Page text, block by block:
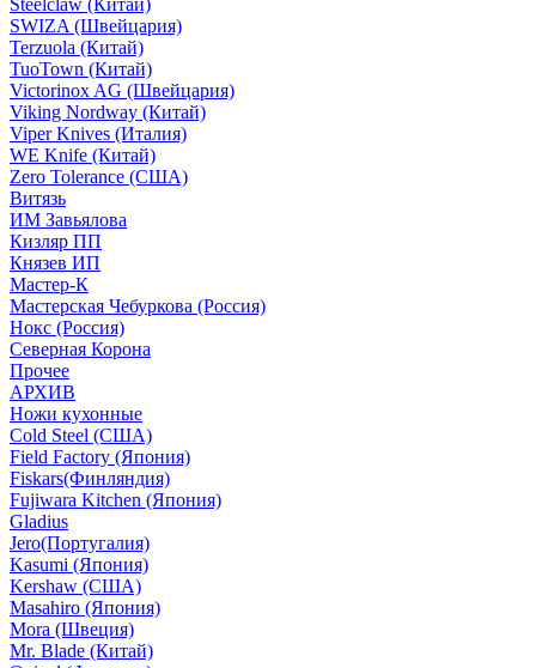
Steelclaw (Китай)
SWIZA (Швейцария)
Terzuola (Китай)
TuoTown (Китай)
Victorinox AG (Швейцария)
Viking Nordway (Китай)
Viper Knives (Италия)
WE Knife (Китай)
Zero Tolerance (США)
Витязь
ИМ Завьялова
Кизляр ПП
Князев ИП
Мастер-К
Мастерская Чебуркова (Россия)
Нокс (Россия)
Северная Корона
Прочее
АРХИВ
Ножи кухонные
Cold Steel (США)
Field Factory (Япония)
Fiskars(Финляндия)
Fujiwara Kitchen (Япония)
Gladius
Jero(Португалия)
Kasumi (Япония)
Kershaw (США)
Masahiro (Япония)
Mora (Швеция)
Mr. Blade (Китай)